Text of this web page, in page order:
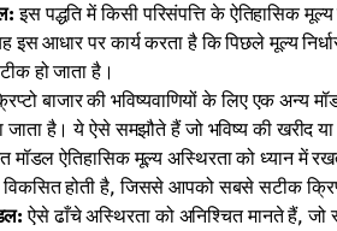
इस पद्धति में किसी परिसंपत्ति के ऐतिहासिक
इस आधार पर कार्य करता है कि पिछले मूल्य
हो जाता है।
बाजार की भविष्यवाणियों के लिए एक अन्य
जाता है। ये ऐसे समझौते हैं जो भविष्य की खरीद
मॉडल ऐतिहासिक मूल्य अस्थिरता को ध्यान में
विकसित होती है, जिससे आपको सबसे सटीक
ऐसे ढाँचे अस्थिरता को अनिश्चित मानते हैं, जो